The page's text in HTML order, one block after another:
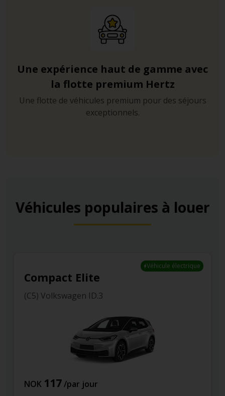
Une expérience haut de gamme avec
la flotte premium Hertz
Une flotte de véhicules premium pour des séjours
exceptionnels.
Véhicules populaires à louer
Compact
(C) Toyota Corolla Aut.
NOK 77/par jour